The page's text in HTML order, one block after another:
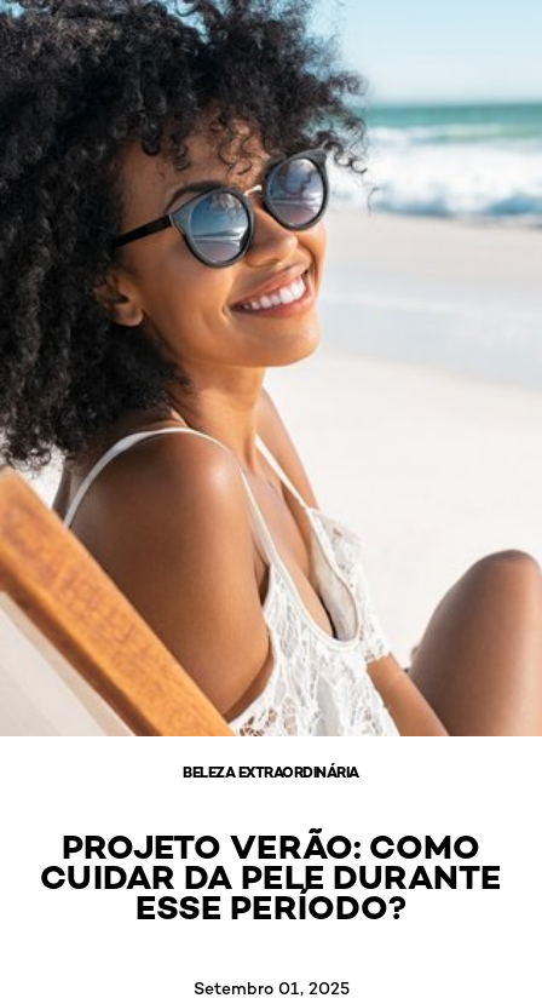
BELEZA EXTRAORDINÁRIA
PROJETO VERÃO: COMO
CUIDAR DA PELE DURANTE
ESSE PERÍODO?
Setembro 01, 2025